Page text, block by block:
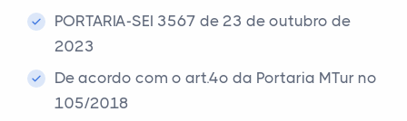
PORTARIA-SEI 3567 de 23 de outubro de
2023
De acordo com o art.4º da Portaria MTur nº
105/2018